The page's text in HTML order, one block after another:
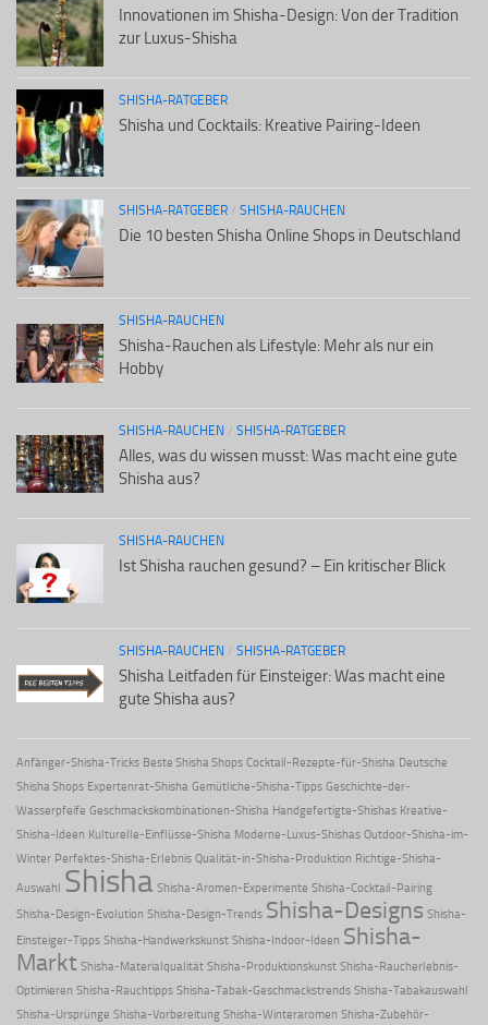
Innovationen im Shisha-Design: Von der Tradition
zur Luxus-Shisha
SHISHA-RATGEBER
Shisha und Cocktails: Kreative Pairing-Ideen
SHISHA-RATGEBER / SHISHA-RAUCHEN
Die 10 besten Shisha Online Shops in Deutschland
SHISHA-RAUCHEN
Shisha-Rauchen als Lifestyle: Mehr als nur ein
Hobby
SHISHA-RAUCHEN / SHISHA-RATGEBER
Alles, was du wissen musst: Was macht eine gute
Shisha aus?
SHISHA-RAUCHEN
Ist Shisha rauchen gesund? – Ein kritischer Blick
SHISHA-RAUCHEN / SHISHA-RATGEBER
Shisha Leitfaden für Einsteiger: Was macht eine
gute Shisha aus?
Anfänger-Shisha-Tricks Beste Shisha Shops Cocktail-Rezepte-für-Shisha Deutsche
Shisha Shops Expertenrat-Shisha Gemütliche-Shisha-Tipps Geschichte-der-
Wasserpfeife Geschmackskombinationen-Shisha Handgefertigte-Shishas Kreative-
Shisha-Ideen Kulturelle-Einflüsse-Shisha Moderne-Luxus-Shishas Outdoor-Shisha-im-
Winter Perfektes-Shisha-Erlebnis Qualität-in-Shisha-Produktion Richtige-Shisha-
Auswahl Shisha Shisha-Aromen-Experimente Shisha-Cocktail-Pairing
Shisha-Design-Evolution Shisha-Design-Trends Shisha-Designs Shisha-
Einsteiger-Tipps Shisha-Handwerkskunst Shisha-Indoor-Ideen Shisha-
Markt Shisha-Materialqualität Shisha-Produktionskunst Shisha-Raucherlebnis-
Optimieren Shisha-Rauchtipps Shisha-Tabak-Geschmackstrends Shisha-Tabakauswahl
Shisha-Ursprünge Shisha-Vorbereitung Shisha-Winteraromen Shisha-Zubehör-